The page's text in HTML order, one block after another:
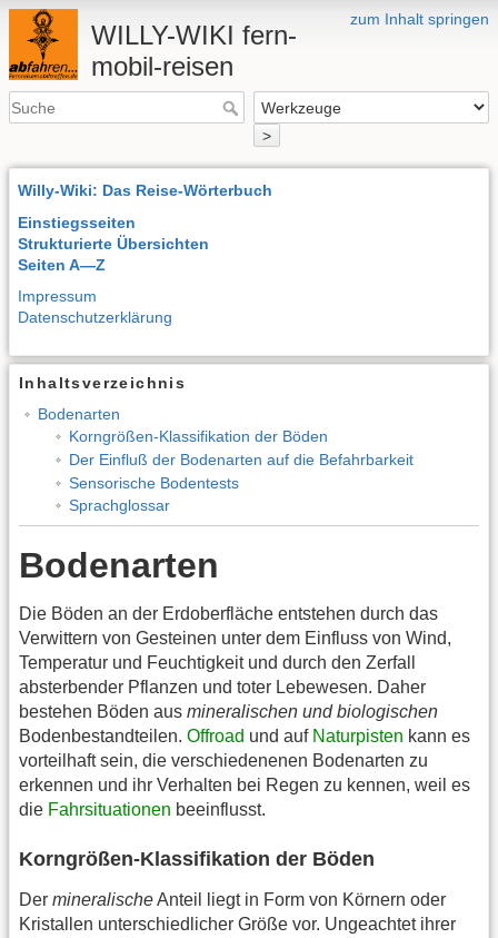
zum Inhalt springen
WILLY-WIKI fern-
mobil-reisen
>
Willy-Wiki: Das Reise-Wörterbuch
Einstiegsseiten
Strukturierte Übersichten
Seiten A—Z
Impressum
Datenschutzerklärung
Inhaltsverzeichnis
Bodenarten
Korngrößen-Klassifikation der Böden
Der Einfluß der Bodenarten auf die Befahrbarkeit
Sensorische Bodentests
Sprachglossar
Bodenarten
Die Böden an der Erdoberfläche entstehen durch das
Verwittern von Gesteinen unter dem Einfluss von Wind,
Temperatur und Feuchtigkeit und durch den Zerfall
absterbender Pflanzen und toter Lebewesen. Daher
bestehen Böden aus mineralischen und biologischen
Bodenbestandteilen. Offroad und auf Naturpisten kann es
vorteilhaft sein, die verschiedenenen Bodenarten zu
erkennen und ihr Verhalten bei Regen zu kennen, weil es
die Fahrsituationen beeinflusst.
Korngrößen-Klassifikation der Böden
Der mineralischeAnteil liegt in Form von Körnern oder
Kristallen unterschiedlicher Größe vor. Ungeachtet ihrer